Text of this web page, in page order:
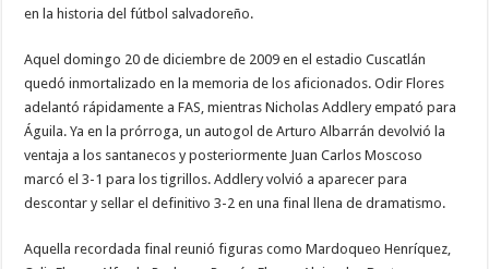
en la historia del fútbol salvadoreño.
Aquel domingo 20 de diciembre de 2009 en el estadio Cuscatlán
quedó inmortalizado en la memoria de los aficionados. Odir Flores
adelantó rápidamente a FAS, mientras Nicholas Addlery empató para
Águila. Ya en la prórroga, un autogol de Arturo Albarrán devolvió la
ventaja a los santanecos y posteriormente Juan Carlos Moscoso
marcó el 3-1 para los tigrillos. Addlery volvió a aparecer para
descontar y sellar el definitivo 3-2 en una final llena de dramatismo.
Aquella recordada final reunió figuras como Mardoqueo Henríquez,